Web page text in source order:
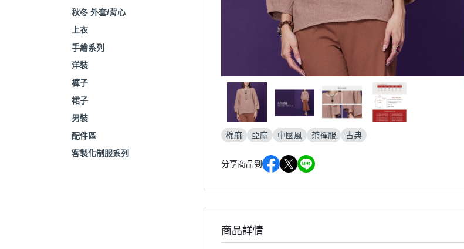
秋冬 外套/背心
上衣
手繪系列
洋裝
褲子
裙子
男裝
配件區
客製化制服系列
棉麻 亞麻 中國風 茶禪服 古典
分享商品到
商品詳情